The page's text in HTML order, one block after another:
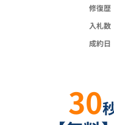
修復歴
入札数
成約日
30